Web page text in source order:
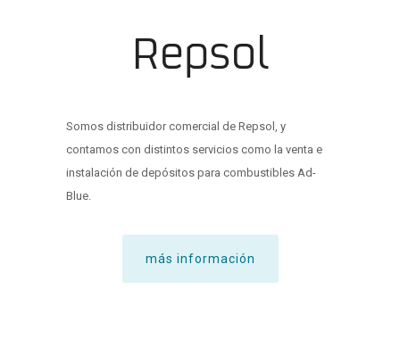
Repsol
Somos distribuidor comercial de Repsol, y
contamos con distintos servicios como la venta e
instalación de depósitos para combustibles Ad-
Blue.
más información